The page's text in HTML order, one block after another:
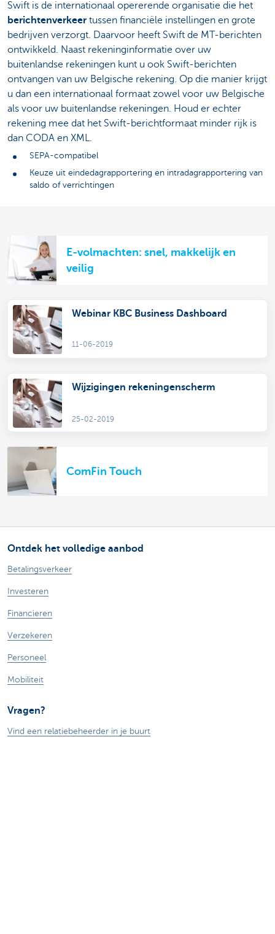
Swift is de internationaal opererende organisatie die het
berichtenverkeer tussen financiële instellingen en grote
bedrijven verzorgt. Daarvoor heeft Swift de MT-berichten
ontwikkeld. Naast rekeninginformatie over uw
buitenlandse rekeningen kunt u ook Swift-berichten
ontvangen van uw Belgische rekening. Op die manier krijgt
u dan een internationaal formaat zowel voor uw Belgische
als voor uw buitenlandse rekeningen. Houd er echter
rekening mee dat het Swift-berichtformaat minder rijk is
dan CODA en XML.
SEPA-compatibel
Keuze uit eindedagrapportering en intradagrapportering van
saldo of verrichtingen
E-volmachten: snel, makkelijk en
veilig
Webinar KBC Business Dashboard
11-06-2019
Wijzigingen rekeningenscherm
25-02-2019
ComFin Touch
Ontdek het volledige aanbod
Betalingsverkeer
Investeren
Financieren
Verzekeren
Personeel
Mobiliteit
Vragen?
Vind een relatiebeheerder in je buurt